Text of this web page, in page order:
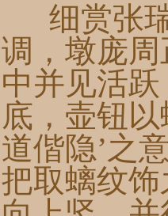
细赏张瑞
调，墩庞
中并见活
底，壶钮
道偕隐’之
把取螭纹